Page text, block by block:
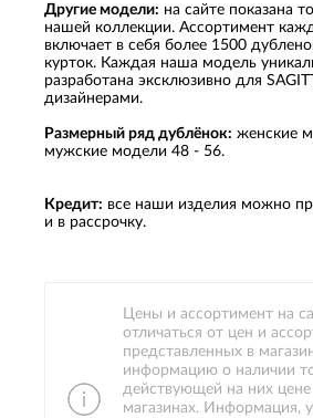
Другие модели: на сайте показана
нашей коллекции. Ассортимент
включает в себя более 1500
курток. Каждая наша модель
разработана эксклюзивно для
дизайнерами.
Размерный ряд дублёнок: женские
мужские модели 48 - 56.
Кредит: все наши изделия можно
и в рассрочку.
Цены и ассортимент на
отличаться от цен и
представленных в
информацию о наличии
действующей на них цене
магазинах. Информация,